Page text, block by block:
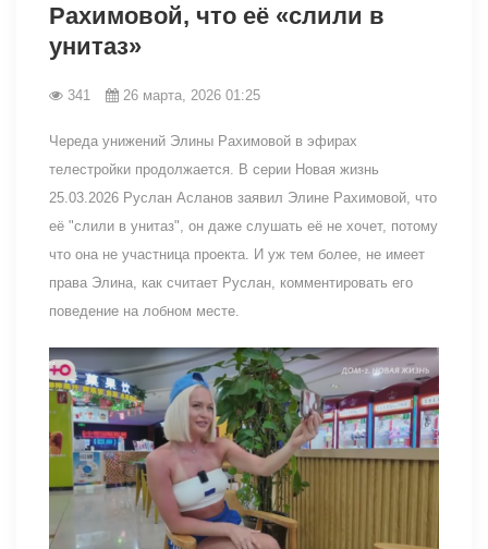
Рахимовой, что её «слили в
унитаз»
341 26 марта, 2026 01:25
Череда унижений Элины Рахимовой в эфирах
телестройки продолжается. В серии Новая жизнь
25.03.2026 Руслан Асланов заявил Элине Рахимовой, что
её "слили в унитаз", он даже слушать её не хочет, потому
что она не участница проекта. И уж тем более, не имеет
права Элина, как считает Руслан, комментировать его
поведение на лобном месте.